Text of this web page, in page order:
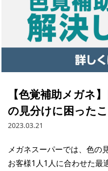
【色覚補助メガネ
の見分けに困った
2023.03.21
メガネスーパーでは、色の
お客様1人1人に合わせた最